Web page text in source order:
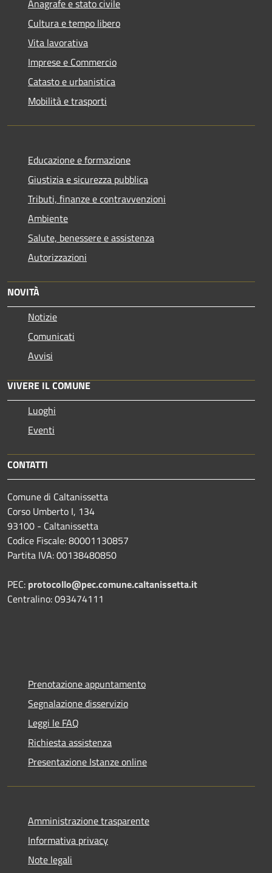
Anagrafe e stato civile
Cultura e tempo libero
Vita lavorativa
Imprese e Commercio
Catasto e urbanistica
Mobilità e trasporti
Educazione e formazione
Giustizia e sicurezza pubblica
Tributi, finanze e contravvenzioni
Ambiente
Salute, benessere e assistenza
Autorizzazioni
NOVITÀ
Notizie
Comunicati
Avvisi
VIVERE IL COMUNE
Luoghi
Eventi
CONTATTI
Comune di Caltanissetta
Corso Umberto I, 134
93100 - Caltanissetta
Codice Fiscale: 80001130857
Partita IVA: 00138480850
PEC: protocollo@pec.comune.caltanissetta.it
Centralino: 093474111
Prenotazione appuntamento
Segnalazione disservizio
Leggi le FAQ
Richiesta assistenza
Presentazione Istanze online
Amministrazione trasparente
Informativa privacy
Note legali